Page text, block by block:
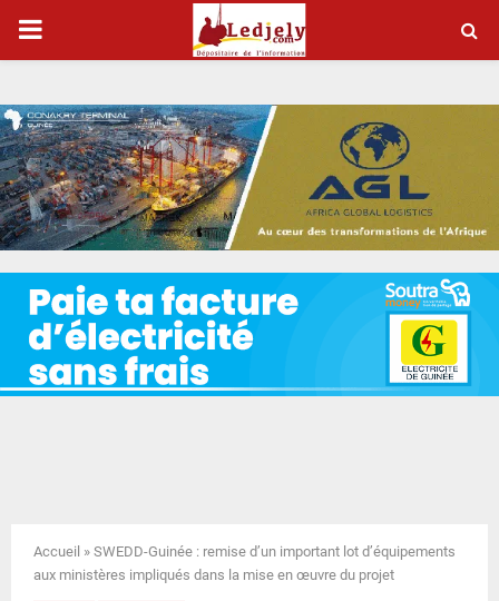
P
I
M
A
R
Y
N
Accueil » SWEDD-Guinée : remise d’un important lot d’équipements
aux ministères impliqués dans la mise en œuvre du projet